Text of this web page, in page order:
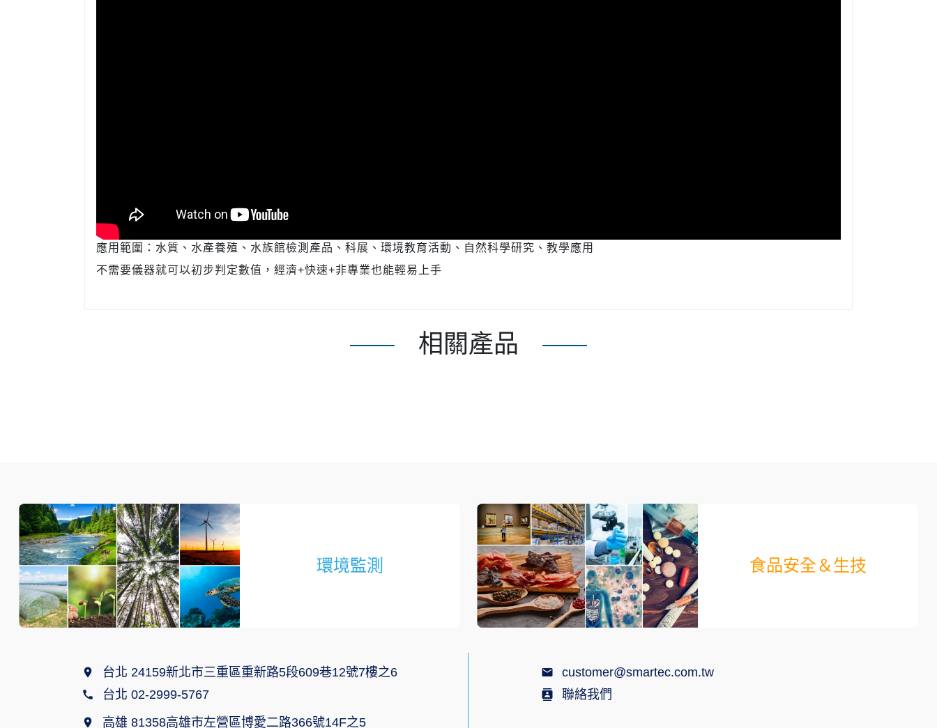
應用範圍：水質、水產養殖、水族館檢測產品、科展、環境教育活動、自然科學研究、教學應用
不需要儀器就可以初步判定數值，經濟+快速+非專業也能輕易上手
相關產品
環境監測 食品安全＆生技
台北 24159新北市三重區重新路5段609巷12號7樓之6
台北 02-2999-5767
高雄 81358高雄市左營區博愛二路366號14F之5
customer@smartec.com.tw
聯絡我們